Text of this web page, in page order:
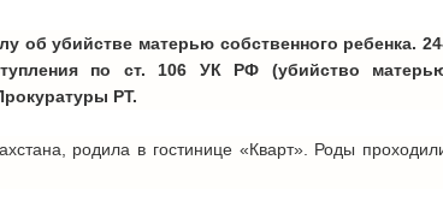
об убийстве матерью собственного ребенка.
по ст. 106 УК РФ (убийство
РТ.
родила в гостинице «Кварт». Роды